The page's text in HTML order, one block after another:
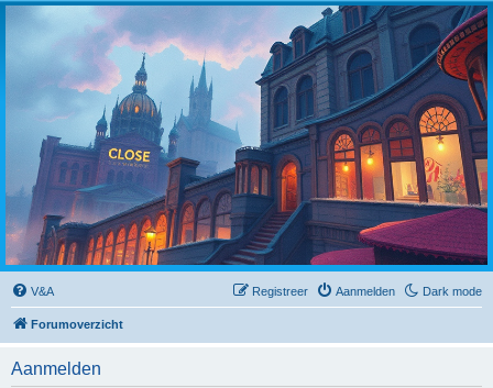
Dark mode
V&A Aanmelden
Registreer
Forumoverzicht
Aanmelden